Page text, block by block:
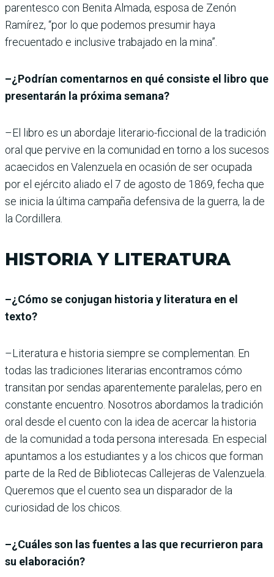
parentesco con Benita Almada, esposa de Zenón
Ramírez, “por lo que podemos presumir haya
frecuentado e inclusive trabajado en la mina”.
–¿Podrían comentarnos en qué consiste el libro que
presentarán la próxima semana?
–El libro es un abordaje literario-ficcional de la tradición
oral que pervive en la comunidad en torno a los sucesos
acaecidos en Valenzuela en ocasión de ser ocupada
por el ejército aliado el 7 de agosto de 1869, fecha que
se inicia la última campaña defensiva de la guerra, la de
la Cordillera.
HISTORIA Y LITERATURA
–¿Cómo se conjugan historia y literatura en el
texto?
–Literatura e historia siempre se complementan. En
todas las tradiciones literarias encontramos cómo
transitan por sendas aparentemente paralelas, pero en
constante encuentro. Nosotros abordamos la tradición
oral desde el cuento con la idea de acercar la historia
de la comunidad a toda persona interesada. En especial
apuntamos a los estudiantes y a los chicos que forman
parte de la Red de Bibliotecas Callejeras de Valenzuela.
Queremos que el cuento sea un disparador de la
curiosidad de los chicos.
–¿Cuáles son las fuentes a las que recurrieron para
su elaboración?